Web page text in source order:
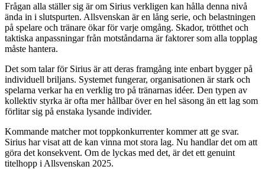
Frågan alla ställer sig är om Sirius verkligen kan hålla denna nivå
ända in i slutspurten. Allsvenskan är en lång serie, och belastningen
på spelare och tränare ökar för varje omgång. Skador, trötthet och
taktiska anpassningar från motståndarna är faktorer som alla topplag
måste hantera.
Det som talar för Sirius är att deras framgång inte enbart bygger på
individuell briljans. Systemet fungerar, organisationen är stark och
spelarna verkar ha en verklig tro på tränarnas idéer. Den typen av
kollektiv styrka är ofta mer hållbar över en hel säsong än ett lag som
förlitar sig på enstaka lysande individer.
Kommande matcher mot toppkonkurrenter kommer att ge svar.
Sirius har visat att de kan vinna mot stora lag. Nu handlar det om att
göra det konsekvent. Om de lyckas med det, är det ett genuint
titelhopp i Allsvenskan 2025.